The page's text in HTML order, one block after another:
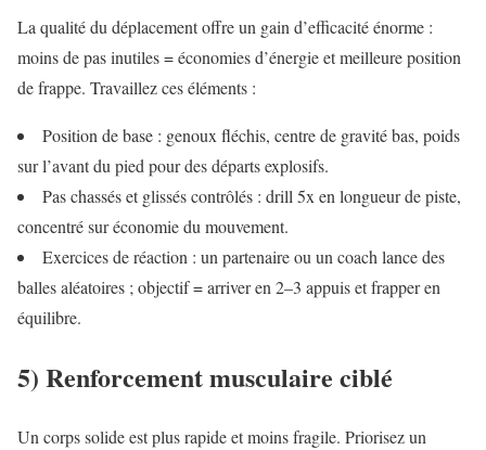
La qualité du déplacement offre un gain d’efficacité énorme :
moins de pas inutiles = économies d’énergie et meilleure position
de frappe. Travaillez ces éléments :
Position de base : genoux fléchis, centre de gravité bas, poids
sur l’avant du pied pour des départs explosifs.
Pas chassés et glissés contrôlés : drill 5x en longueur de piste,
concentré sur économie du mouvement.
Exercices de réaction : un partenaire ou un coach lance des
balles aléatoires ; objectif = arriver en 2–3 appuis et frapper en
équilibre.
5) Renforcement musculaire ciblé
Un corps solide est plus rapide et moins fragile. Priorisez un